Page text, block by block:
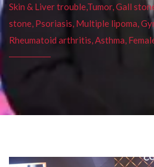
Skin & Liver trouble,Tumor, Gall
stone, Psoriasis, Multiple lipoma,
Rheumatoid arthritis, Asthma,